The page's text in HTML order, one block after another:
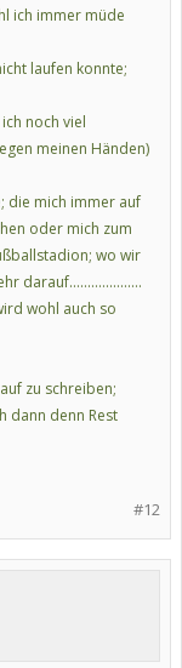
ich immer müde
laufen konnte;
noch viel
meinen Händen)
die mich immer auf
oder mich zum
wo wir
darauf....................
wohl auch so
zu schreiben;
dann denn Rest
#12